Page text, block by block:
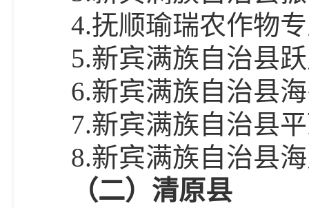
4.抚顺瑜瑞农作物
5.新宾满族自治县
6.新宾满族自治县
7.新宾满族自治县
8.新宾满族自治县
（二）清原县